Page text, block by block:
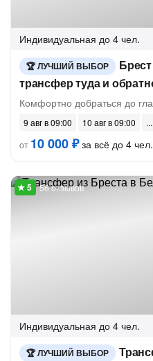
Индивидуальная до 4 чел.
ЛУЧШИЙ ВЫБОР
трансфер туда и
Комфортно добраться до
9 авг в 09:00
10 авг в 09:00
от 10 000 ₽за всё до 4 чел.
56 отзывов
Индивидуальная до 4 чел.
ЛУЧШИЙ ВЫБОР